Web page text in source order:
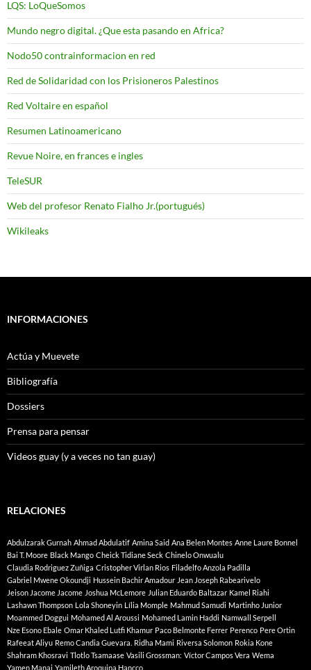
LQS: LoQueSomos
Mundo negro digital. ¿Que esta pasando en Africa?
Nodo50 contrainformacion en red
Red de Solidaridad con los Prisioneros Palestinos
Red Voltaire en español
Resumen Latinoamericano
Revue Noire, en frances e ingles
TeleSUR
Web del profesor Renato Fialho Jr.(portugués)
Wikileaks
INFORMACIONES
Actúa y Muevete
Bibliografía
Dossiers
Prensa para pensar
Videos guay (y a veces no tan guay)
RELACIONES
Abdulzarak Gurnah Ahmad Abdulatif Amina Said Ana Belen Montes Anne Laure Bonnel
Bai T. Moore Black Mango Cheick Tidiane Seck Chinelo Onwualu
Claudia Rodriguez Zuñiga Cristopher Virlan Rios Filadelfo Anzola Padilla
Gabriel Mwene Okoundji Hussein Bachir Amadour Jean Joseph Rabearivelo
Jeison Jacome Jacome Joshua McLemore Julian Eduardo Baltazar Kamel Riahi
Lashawn Thompson Lola Shoneyin Lília Momple Mahmud Samudi Martinho Junior
Moammed Doggui Mohamed Al Aroussi Mohamed Lamin Haddi Namwall Serpell
Nze Esono Ebale Omar Khaled Lutfi Khamur Paco Belmonte Ferrer Perenco Pere Ortin
Rafeeat Aliyu Remo Candia Guevara. Ridha Mami Riversa Solomon Rokia Kone
Shahram Khosravi Tlotlo Tsamaase Vasili Grossman: Víctor Campos Vera Wema
Yamen Manai Yamileth Aroquipa Hancco